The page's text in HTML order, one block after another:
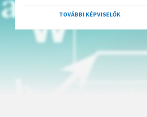
TOVÁBBI KÉPVISELŐK